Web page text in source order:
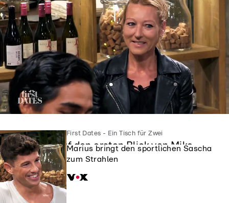
First Dates - Ein Tisch für Zwei
Siggi ist auf den ersten Blick von Mike
geflasht
First Dates - Ein Tisch für Zwei
Marius bringt den sportlichen Sascha
zum Strahlen